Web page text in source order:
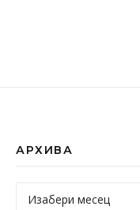
АРХИВА
Архива